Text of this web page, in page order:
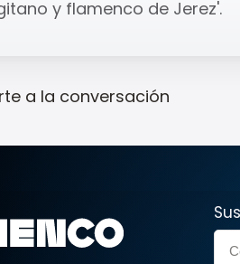
y flamenco de Jerez'.
a la conversación